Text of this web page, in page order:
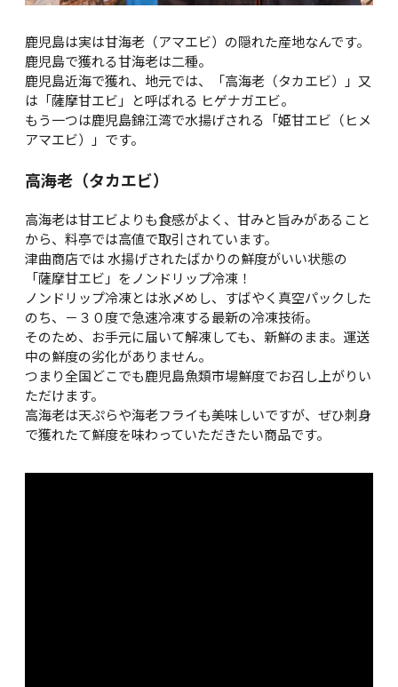
鹿児島は実は甘海老（アマエビ）の隠れた産地なんです。
鹿児島で獲れる甘海老は二種。
鹿児島近海で獲れ、地元では、「高海老（タカエビ）」又
は「薩摩甘エビ」と呼ばれる ヒゲナガエビ。
もう一つは鹿児島錦江湾で水揚げされる「姫甘エビ（ヒメ
アマエビ）」です。
高海老（タカエビ）
高海老は甘エビよりも食感がよく、甘みと旨みがあること
から、料亭では高値で取引されています。
津曲商店では 水揚げされたばかりの鮮度がいい状態の
「薩摩甘エビ」をノンドリップ冷凍！
ノンドリップ冷凍とは氷〆めし、すばやく真空パックした
のち、－３０度で急速冷凍する最新の冷凍技術。
そのため、お手元に届いて解凍しても、新鮮のまま。運送
中の鮮度の劣化がありません。
つまり全国どこでも鹿児島魚類市場鮮度でお召し上がりい
ただけます。
高海老は天ぷらや海老フライも美味しいですが、ぜひ刺身
で獲れたて鮮度を味わっていただきたい商品です。